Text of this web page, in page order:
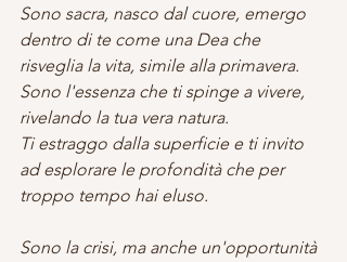
Sono sacra, nasco dal cuore, emergo
dentro di te come una Dea che
risveglia la vita, simile alla primavera.
Sono l'essenza che ti spinge a vivere,
rivelando la tua vera natura.
Ti estraggo dalla superficie e ti invito
ad esplorare le profondità che per
troppo tempo hai eluso.
Sono la crisi, ma anche un'opportunità